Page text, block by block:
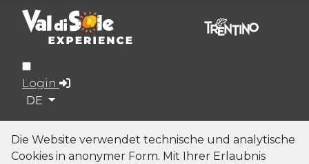
Login
Sprache auswählen
DE
Die Website verwendet technische und analytische
Cookies in anonymer Form. Mit Ihrer Erlaubnis